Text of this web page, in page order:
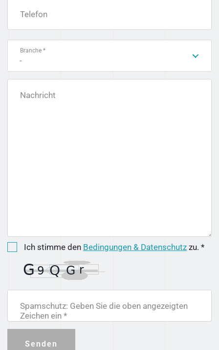
Telefon
Branche *
-
Nachricht
Ich stimme den Bedingungen & Datenschutz zu. *
Spamschutz: Geben Sie die oben angezeigten
Zeichen ein *
Senden